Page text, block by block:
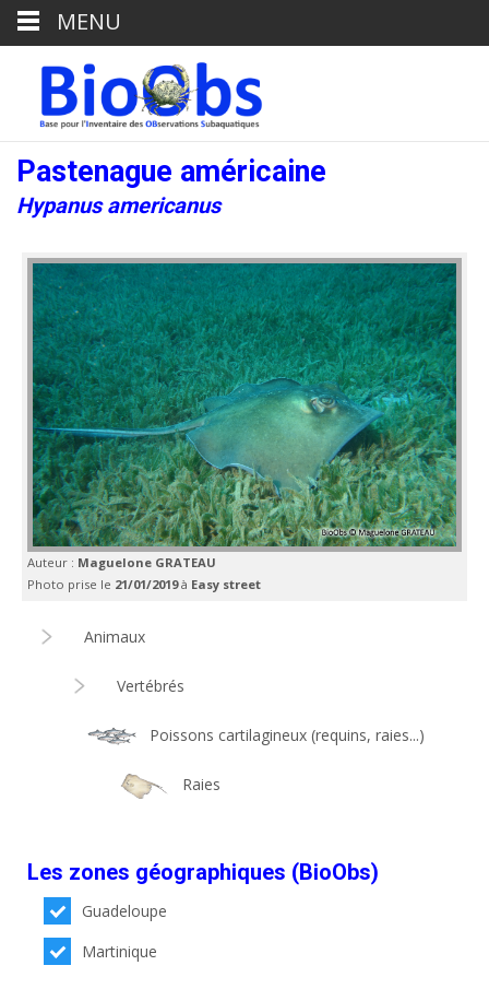
Pastenague américaine
Hypanus americanus
Auteur : Maguelone GRATEAU
Photo prise le 21/01/2019à Easy street
Animaux
Vertébrés
Poissons cartilagineux (requins, raies...)
Raies
Les zones géographiques (BioObs)
Guadeloupe
Martinique
MENU